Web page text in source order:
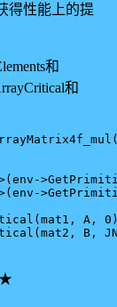
得性能上的提
和
和
★